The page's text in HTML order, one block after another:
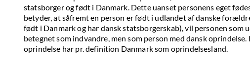
statsborger og født i Danmark. Dette uanset personens eget
betyder, at såfremt en person er født i udlandet af danske
født i Danmark og har dansk statsborgerskab), vil personen som
betegnet som indvandre, men som person med dansk oprindelse.
oprindelse har pr. definition Danmark som oprindelsesland.